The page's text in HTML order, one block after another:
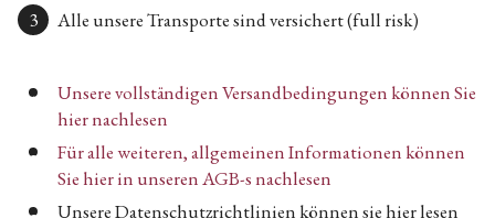
Alle unsere Transporte sind versichert (full risk)
Unsere vollständigen Versandbedingungen können Sie
hier nachlesen
Für alle weiteren, allgemeinen Informationen können
Sie hier in unseren AGB-s nachlesen
Unsere Datenschutzrichtlinien können sie hier lesen